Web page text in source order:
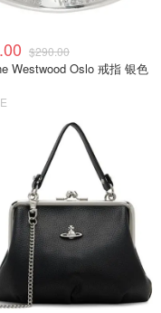
$290.00
Vivienne Westwood Oslo 戒指 银色